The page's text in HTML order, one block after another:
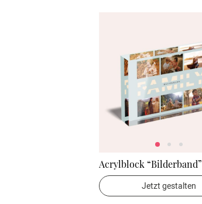
Acrylblock “Bilderband”
Jetzt gestalten